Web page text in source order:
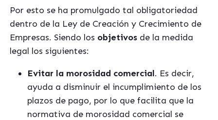
Por esto se ha promulgado tal obligatoriedad
dentro de la Ley de Creación y Crecimiento de
Empresas. Siendo los objetivos de la medida
legal los siguientes:
Evitar la morosidad comercial. Es decir,
ayuda a disminuir el incumplimiento de los
plazos de pago, por lo que facilita que la
normativa de morosidad comercial se